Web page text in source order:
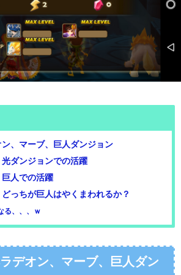
、マーブ、巨人ダンジョン
ダンジョンでの活躍
人での活躍
っちが巨人はやくまわれるか？
る、、、ｗ
デオン、マーブ、巨人ダン